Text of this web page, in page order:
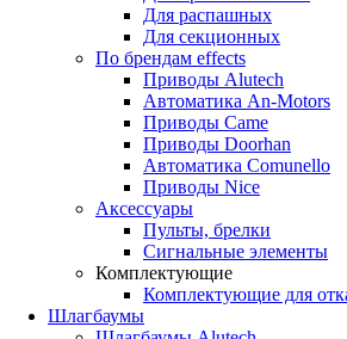
Для распашных
Для секционных
По брендам effects
Приводы Alutech
Автоматика An-Motors
Приводы Came
Приводы Doorhan
Автоматика Comunello
Приводы Nice
Аксессуары
Пульты, брелки
Сигнальные элементы
Комплектующие
Комплектующие для
Шлагбаумы